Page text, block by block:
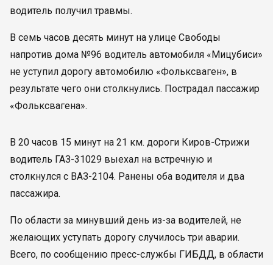
водитель получил травмы.
В семь часов десять минут на улице Свободы
напротив дома №96 водитель автомобиля «Мицубиси»
не уступил дорогу автомобилю «Фольксваген», в
результате чего они столкнулись. Пострадал пассажир
«Фольксвагена».
В 20 часов 15 минут на 21 км. дороги Киров-Стрижи
водитель ГАЗ-31029 выехал на встречную и
столкнулся с ВАЗ-2104. Ранены оба водителя и два
пассажира.
По области за минувший день из-за водителей, не
желающих уступать дорогу случилось три аварии.
Всего, по сообщению пресс-службы ГИБДД, в области